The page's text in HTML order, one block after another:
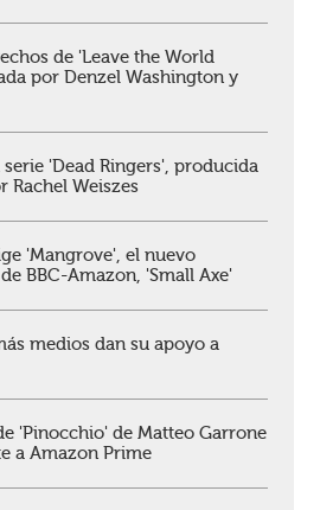
de 'Leave the World
por Denzel Washington y
'Dead Ringers', producida
Rachel Weiszes
'Mangrove', el nuevo
BBC-Amazon, 'Small Axe'
medios dan su apoyo a
'Pinocchio' de Matteo Garrone
a Amazon Prime